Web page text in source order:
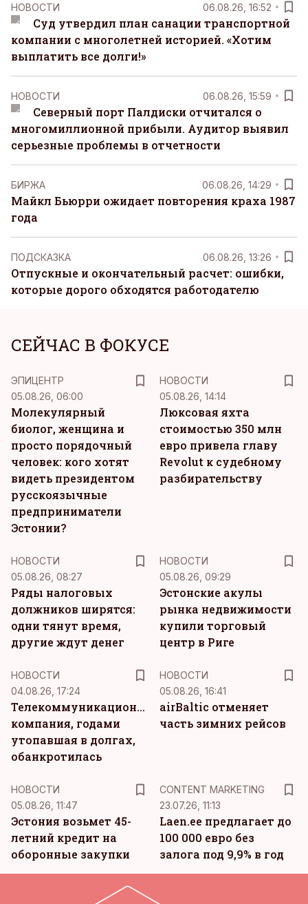
НОВОСТИ 06.08.26, 16:52
Суд утвердил план санации транспортной
компании с многолетней историей. «Хотим
выплатить все долги!»
НОВОСТИ 06.08.26, 15:59
Северный порт Палдиски отчитался о
многомиллионной прибыли. Аудитор выявил
серьезные проблемы в отчетности
БИРЖА 06.08.26, 14:29
Майкл Бьюрри ожидает повторения краха 1987
года
ПОДСКАЗКА 06.08.26, 13:26
Отпускные и окончательный расчет: ошибки,
которые дорого обходятся работодателю
СЕЙЧАС В ФОКУСЕ
ЭПИЦЕНТР
05.08.26, 06:00
Молекулярный
биолог, женщина и
просто порядочный
человек: кого хотят
видеть президентом
русскоязычные
предприниматели
Эстонии?
НОВОСТИ
05.08.26, 14:14
Люксовая яхта
стоимостью 350 млн
евро привела главу
Revolut к судебному
разбирательству
НОВОСТИ
05.08.26, 08:27
Ряды налоговых
должников ширятся:
одни тянут время,
другие ждут денег
НОВОСТИ
05.08.26, 09:29
Эстонские акулы
рынка недвижимости
купили торговый
центр в Риге
НОВОСТИ
04.08.26, 17:24
Телекоммуникационная
компания, годами
утопавшая в долгах,
обанкротилась
НОВОСТИ
05.08.26, 16:41
airBaltic отменяет
часть зимних рейсов
НОВОСТИ
05.08.26, 11:47
Эстония возьмет 45-
летний кредит на
оборонные закупки
CONTENT MARKETING
23.07.26, 11:13
Laen.ee предлагает до
100 000 евро без
залога под 9,9% в год